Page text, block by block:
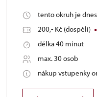
tento okruh je
200,- Kč (dospělí)
délka 40 minut
max. 30 osob
nákup vstupenky